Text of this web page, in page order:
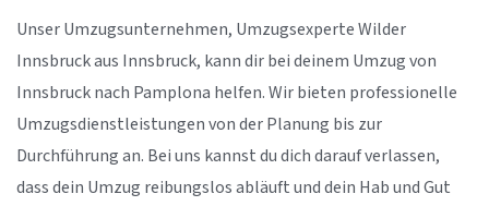
Unser Umzugsunternehmen, Umzugsexperte Wilder
Innsbruck aus Innsbruck, kann dir bei deinem Umzug von
Innsbruck nach Pamplona helfen. Wir bieten professionelle
Umzugsdienstleistungen von der Planung bis zur
Durchführung an. Bei uns kannst du dich darauf verlassen,
dass dein Umzug reibungslos abläuft und dein Hab und Gut